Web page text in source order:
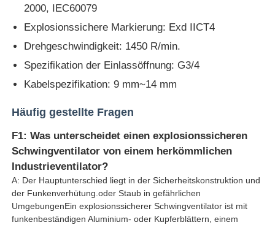
2000, IEC60079
Explosionssichere Markierung: Exd IICT4
Drehgeschwindigkeit: 1450 R/min.
Spezifikation der Einlassöffnung: G3/4
Kabelspezifikation: 9 mm~14 mm
Häufig gestellte Fragen
F1: Was unterscheidet einen explosionssicheren
Schwingventilator von einem herkömmlichen
Industrieventilator?
A: Der Hauptunterschied liegt in der Sicherheitskonstruktion und
der Funkenverhütung.oder Staub in gefährlichen
UmgebungenEin explosionssicherer Schwingventilator ist mit
funkenbeständigen Aluminium- oder Kupferblättern, einem